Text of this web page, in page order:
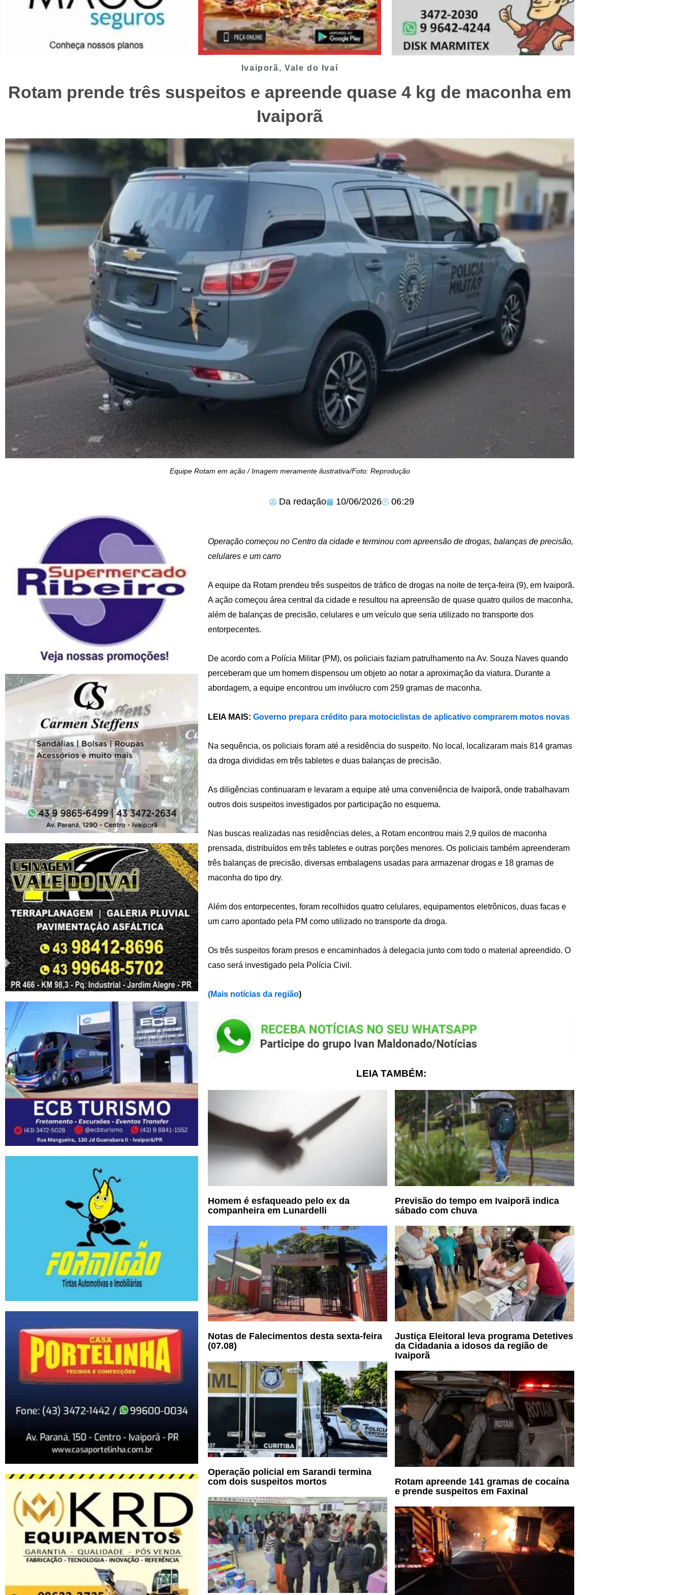
Ivaiporã, Vale do Ivaí
Rotam prende três suspeitos e apreende quase 4 kg de maconha em
Ivaiporã
Equipe Rotam em ação / Imagem meramente ilustrativa/Foto: Reprodução
Da redação 10/06/2026 06:29
Operação começou no Centro da cidade e terminou com apreensão de drogas, balanças de precisão,
celulares e um carro
A equipe da Rotam prendeu três suspeitos de tráfico de drogas na noite de terça-feira (9), em Ivaiporã.
A ação começou área central da cidade e resultou na apreensão de quase quatro quilos de maconha,
além de balanças de precisão, celulares e um veículo que seria utilizado no transporte dos
entorpecentes.
De acordo com a Polícia Militar (PM), os policiais faziam patrulhamento na Av. Souza Naves quando
perceberam que um homem dispensou um objeto ao notar a aproximação da viatura. Durante a
abordagem, a equipe encontrou um invólucro com 259 gramas de maconha.
LEIA MAIS: Governo prepara crédito para motociclistas de aplicativo comprarem motos novas
Na sequência, os policiais foram até a residência do suspeito. No local, localizaram mais 814 gramas
da droga divididas em três tabletes e duas balanças de precisão.
As diligências continuaram e levaram a equipe até uma conveniência de Ivaiporã, onde trabalhavam
outros dois suspeitos investigados por participação no esquema.
Nas buscas realizadas nas residências deles, a Rotam encontrou mais 2,9 quilos de maconha
prensada, distribuídos em três tabletes e outras porções menores. Os policiais também apreenderam
três balanças de precisão, diversas embalagens usadas para armazenar drogas e 18 gramas de
maconha do tipo dry.
Além dos entorpecentes, foram recolhidos quatro celulares, equipamentos eletrônicos, duas facas e
um carro apontado pela PM como utilizado no transporte da droga.
Os três suspeitos foram presos e encaminhados à delegacia junto com todo o material apreendido. O
caso será investigado pela Polícia Civil.
(Mais notícias da região)
LEIA TAMBÉM:
Homem é esfaqueado pelo ex da
companheira em Lunardelli
Previsão do tempo em Ivaiporã indica
sábado com chuva
Notas de Falecimentos desta sexta-feira
(07.08)
Justiça Eleitoral leva programa Detetives
da Cidadania a idosos da região de
Ivaiporã
Operação policial em Sarandi termina
com dois suspeitos mortos
Rotam apreende 141 gramas de cocaína
e prende suspeitos em Faxinal